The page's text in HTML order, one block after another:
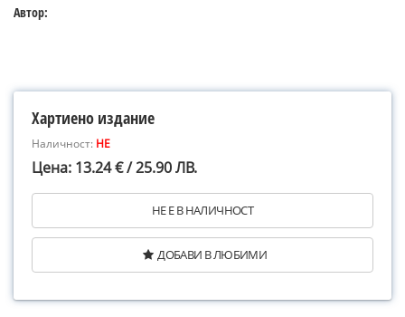
Автор:
Хартиено издание
Наличност: НЕ
Цена: 13.24 € / 25.90 ЛВ.
НЕ Е В НАЛИЧНОСТ
ДОБАВИ В ЛЮБИМИ